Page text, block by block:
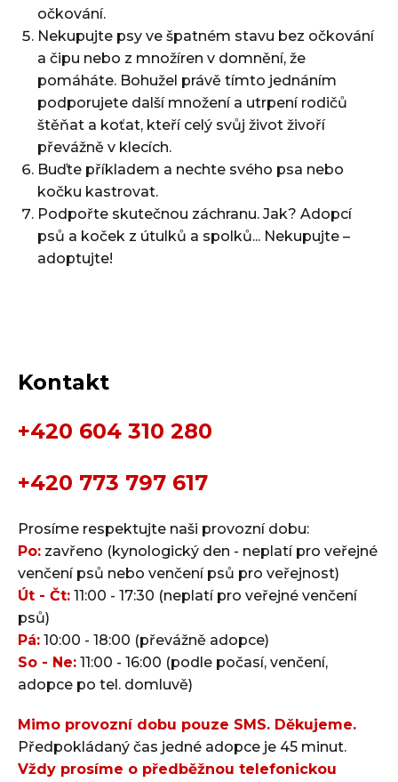
očkování.
Nekupujte psy ve špatném stavu bez očkování
a čipu nebo z množíren v domnění, že
pomáháte. Bohužel právě tímto jednáním
podporujete další množení a utrpení rodičů
štěňat a koťat, kteří celý svůj život živoří
převážně v klecích.
Buďte příkladem a nechte svého psa nebo
kočku kastrovat.
Podpořte skutečnou záchranu. Jak? Adopcí
psů a koček z útulků a spolků... Nekupujte –
adoptujte!
Kontakt
+420 604 310 280
+420 773 797 617
Prosíme respektujte naši provozní dobu:
Po: zavřeno (kynologický den - neplatí pro veřejné
venčení psů nebo venčení psů pro veřejnost)
Út - Čt: 11:00 - 17:30 (neplatí pro veřejné venčení
psů)
Pá: 10:00 - 18:00 (převážně adopce)
So - Ne: 11:00 - 16:00 (podle počasí, venčení,
adopce po tel. domluvě)
Mimo provozní dobu pouze SMS. Děkujeme.
Předpokládaný čas jedné adopce je 45 minut.
Vždy prosíme o předběžnou telefonickou